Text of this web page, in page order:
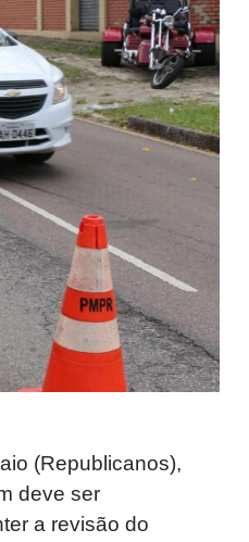
(Republicanos),
deve ser
a revisão do